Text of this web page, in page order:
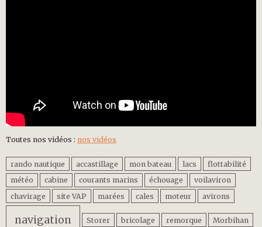
Toutes nos vidéos : nos vidéos
rando nautique accastillage mon bateau lacs
flottabilité
météo
cabine courants marins échouage
voilaviron
chavirage
site VAP marées cales moteur avirons
navigation Storer bricolage remorque Morbihan